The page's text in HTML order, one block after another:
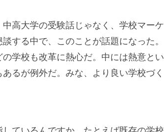
高大学の受験話じゃなく、学校マーケ
する中で、このことが話題になった。
学校も改革に熱心だ。中には熱意とい
るが例外だ。みな、より良い学校づく